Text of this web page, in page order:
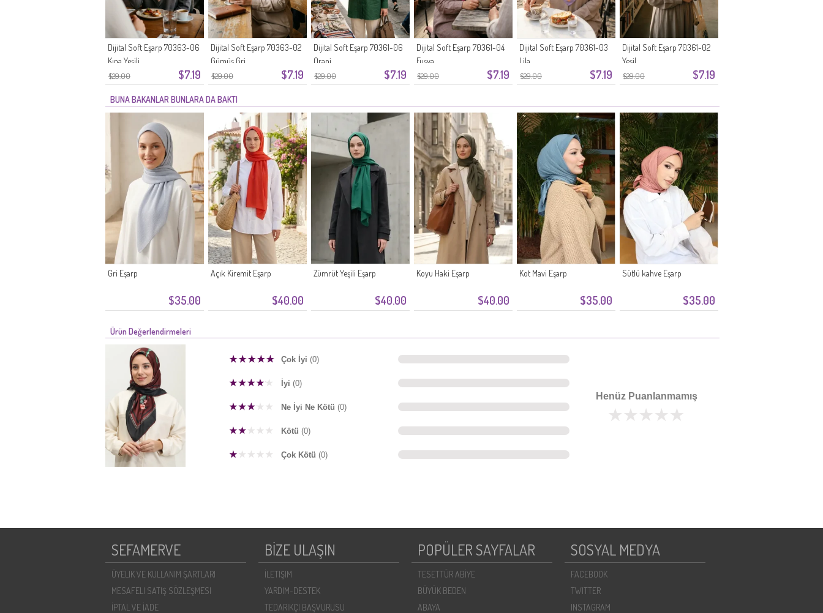
$29.00 $7.19
Dijital Soft Eşarp 70363-06
Kına Yeşili
$29.00 $7.19
Dijital Soft Eşarp 70363-02
Gümüş Gri
$29.00 $7.19
Dijital Soft Eşarp 70361-06
Oranj
$29.00 $7.19
Dijital Soft Eşarp 70361-04
Fuşya
$29.00 $7.19
Dijital Soft Eşarp 70361-03
Lila
$29.00 $7.19
Dijital Soft Eşarp 70361-02
Yeşil
BUNA BAKANLAR BUNLARA DA BAKTI
$35.00
Gri Eşarp
$40.00
Açık Kiremit Eşarp
$40.00
Zümrüt Yeşili Eşarp
$40.00
Koyu Haki Eşarp
$35.00
Kot Mavi Eşarp
$35.00
Sütlü kahve Eşarp
Ürün Değerlendirmeleri
Çok İyi (0)
İyi (0)
Ne İyi Ne Kötü (0)
Kötü (0)
Çok Kötü (0)
Henüz Puanlanmamış
SEFAMERVE
ÜYELIK VE KULLANIM ŞARTLARI
MESAFELI SATIŞ SÖZLEŞMESI
İPTAL VE İADE
BİZE ULAŞIN
İLETIŞIM
YARDIM-DESTEK
TEDARIKÇI BAŞVURUSU
POPÜLER SAYFALAR
TESETTÜR ABİYE
BÜYÜK BEDEN
ABAYA
SOSYAL MEDYA
FACEBOOK
TWITTER
INSTAGRAM